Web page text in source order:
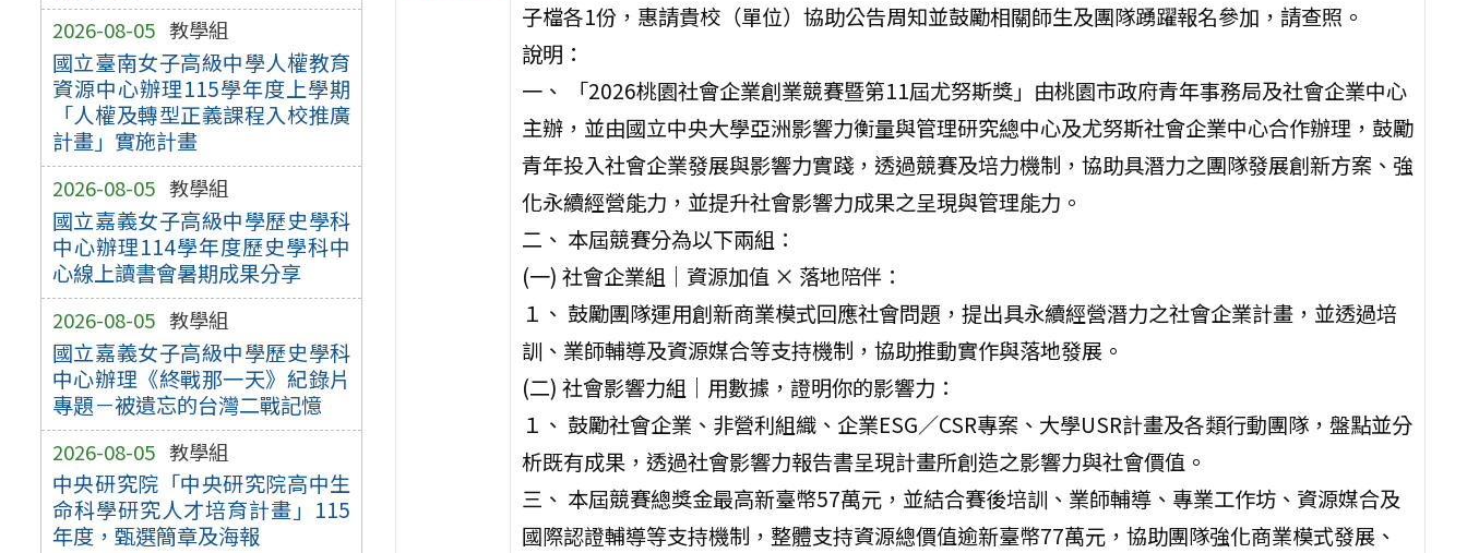
2026-08-05 教學組
國立臺南女子高級中學人權教育
資源中心辦理115學年度上學期
「人權及轉型正義課程入校推廣
計畫」實施計畫
2026-08-05 教學組
國立嘉義女子高級中學歷史學科
中心辦理114學年度歷史學科中
心線上讀書會暑期成果分享
2026-08-05 教學組
國立嘉義女子高級中學歷史學科
中心辦理《終戰那一天》紀錄片
專題－被遺忘的台灣二戰記憶
2026-08-05 教學組
中央研究院「中央研究院高中生
命科學研究人才培育計畫」115
年度，甄選簡章及海報
子檔各1份，惠請貴校（單位）協助公告周知並鼓勵相關師生及團隊踴躍報名參加，請查照。
說明：
一、 「2026桃園社會企業創業競賽暨第11屆尤努斯獎」由桃園市政府青年事務局及社會企業中心
主辦，並由國立中央大學亞洲影響力衡量與管理研究總中心及尤努斯社會企業中心合作辦理，鼓勵
青年投入社會企業發展與影響力實踐，透過競賽及培力機制，協助具潛力之團隊發展創新方案、強
化永續經營能力，並提升社會影響力成果之呈現與管理能力。
二、 本屆競賽分為以下兩組：
(一) 社會企業組｜資源加值 × 落地陪伴：
１、 鼓勵團隊運用創新商業模式回應社會問題，提出具永續經營潛力之社會企業計畫，並透過培
訓、業師輔導及資源媒合等支持機制，協助推動實作與落地發展。
(二) 社會影響力組｜用數據，證明你的影響力：
１、 鼓勵社會企業、非營利組織、企業ESG／CSR專案、大學USR計畫及各類行動團隊，盤點並分
析既有成果，透過社會影響力報告書呈現計畫所創造之影響力與社會價值。
三、 本屆競賽總獎金最高新臺幣57萬元，並結合賽後培訓、業師輔導、專業工作坊、資源媒合及
國際認證輔導等支持機制，整體支持資源總價值逾新臺幣77萬元，協助團隊強化商業模式發展、